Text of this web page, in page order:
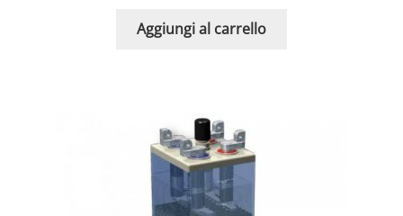
Aggiungi al carrello